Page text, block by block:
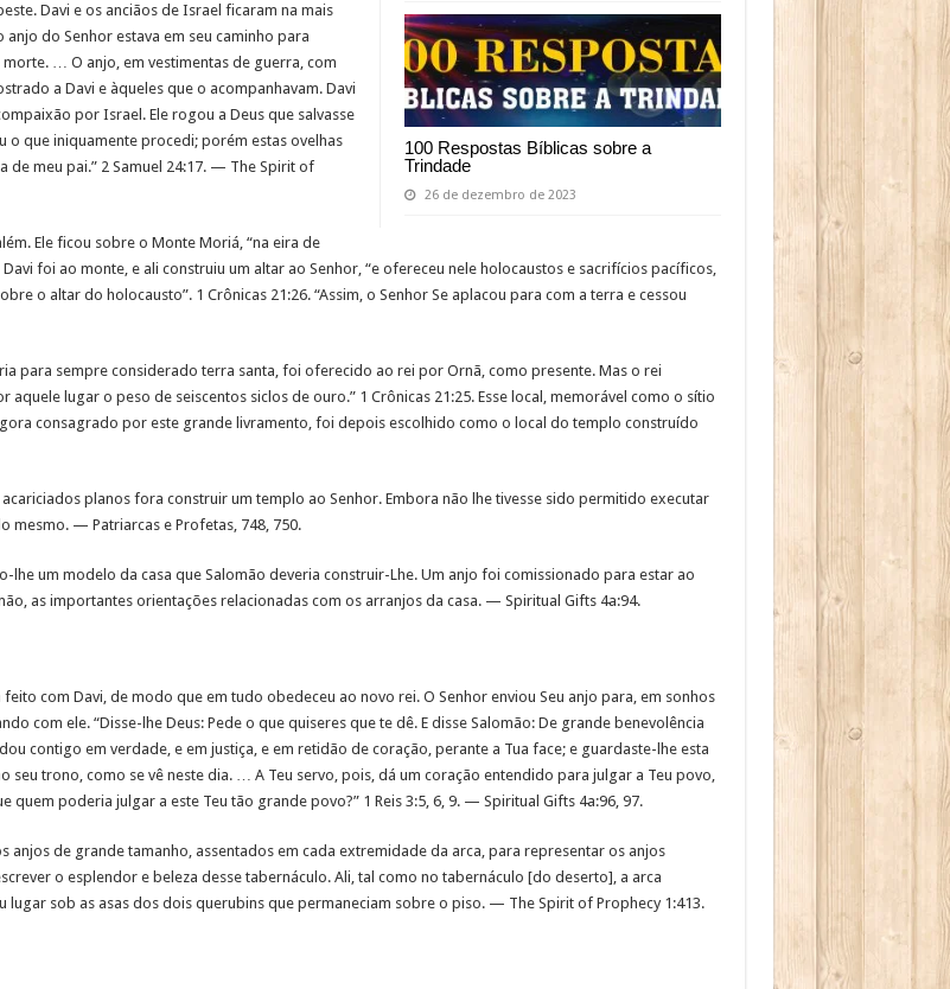
100 Respostas Bíblicas sobre a
Trindade
26 de dezembro de 2023
Davi e os anciãos de Israel ficaram na mais
do Senhor estava em seu caminho para
… O anjo, em vestimentas de guerra, com
a Davi e àqueles que o acompanhavam. Davi
por Israel. Ele rogou a Deus que salvasse
o que iniquamente procedi; porém estas ovelhas
de meu pai.” 2 Samuel 24:17. — The Spirit of
Ele ficou sobre o Monte Moriá, “na eira de
foi ao monte, e ali construiu um altar ao Senhor, “e ofereceu nele holocaustos e sacrifícios pacíficos,
o altar do holocausto”. 1 Crônicas 21:26. “Assim, o Senhor Se aplacou para com a terra e cessou
para sempre considerado terra santa, foi oferecido ao rei por Ornã, como presente. Mas o rei
lugar o peso de seiscentos siclos de ouro.” 1 Crônicas 21:25. Esse local, memorável como o sítio
consagrado por este grande livramento, foi depois escolhido como o local do templo construído
planos fora construir um templo ao Senhor. Embora não lhe tivesse sido permitido executar
mesmo. — Patriarcas e Profetas, 748, 750.
lhe um modelo da casa que Salomão deveria construir-Lhe. Um anjo foi comissionado para estar ao
as importantes orientações relacionadas com os arranjos da casa. — Spiritual Gifts 4a:94.
com Davi, de modo que em tudo obedeceu ao novo rei. O Senhor enviou Seu anjo para, em sonhos
com ele. “Disse-lhe Deus: Pede o que quiseres que te dê. E disse Salomão: De grande benevolência
contigo em verdade, e em justiça, e em retidão de coração, perante a Tua face; e guardaste-lhe esta
seu trono, como se vê neste dia. … A Teu servo, pois, dá um coração entendido para julgar a Teu povo,
poderia julgar a este Teu tão grande povo?” 1 Reis 3:5, 6, 9. — Spiritual Gifts 4a:96, 97.
de grande tamanho, assentados em cada extremidade da arca, para representar os anjos
o esplendor e beleza desse tabernáculo. Ali, tal como no tabernáculo [do deserto], a arca
lugar sob as asas dos dois querubins que permaneciam sobre o piso. — The Spirit of Prophecy 1:413.